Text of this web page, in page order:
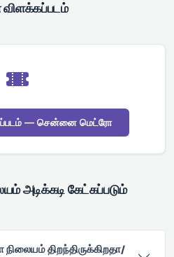
— சென்னை மெட்ரோ
அடிக்கடி கேட்கப்படும்
திறந்திருக்கிறதா/